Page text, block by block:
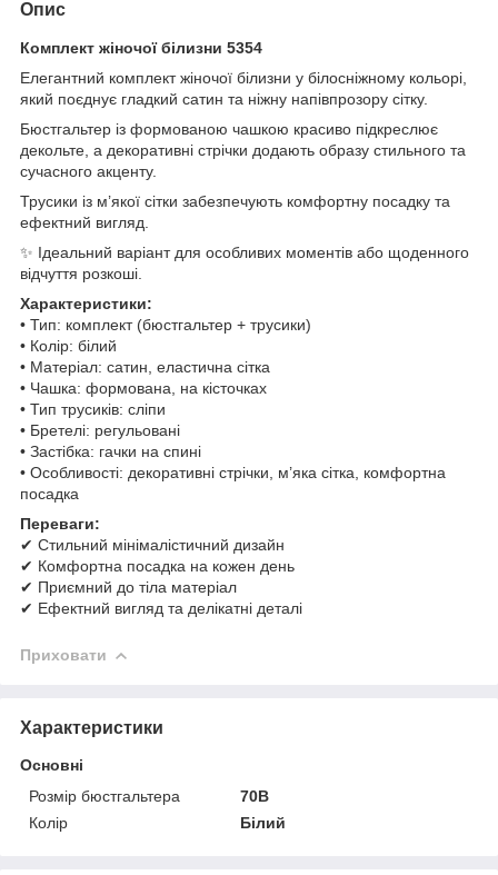
Опис
Комплект жіночої білизни 5354
Елегантний комплект жіночої білизни у білосніжному кольорі,
який поєднує гладкий сатин та ніжну напівпрозору сітку.
Бюстгальтер із формованою чашкою красиво підкреслює
декольте, а декоративні стрічки додають образу стильного та
сучасного акценту.
Трусики із м’якої сітки забезпечують комфортну посадку та
ефектний вигляд.
✨ Ідеальний варіант для особливих моментів або щоденного
відчуття розкоші.
Характеристики:
• Тип: комплект (бюстгальтер + трусики)
• Колір: білий
• Матеріал: сатин, еластична сітка
• Чашка: формована, на кісточках
• Тип трусиків: сліпи
• Бретелі: регульовані
• Застібка: гачки на спині
• Особливості: декоративні стрічки, м’яка сітка, комфортна
посадка
Переваги:
✔ Стильний мінімалістичний дизайн
✔ Комфортна посадка на кожен день
✔ Приємний до тіла матеріал
✔ Ефектний вигляд та делікатні деталі
Приховати
Характеристики
Основні
Розмір бюстгальтера
70B
Колір
Білий